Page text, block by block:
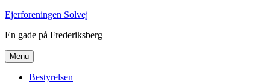
Videre
indhold
Ejerforeningen Solvej
En gade på Frederiksberg
Menu
Bestyrelsen